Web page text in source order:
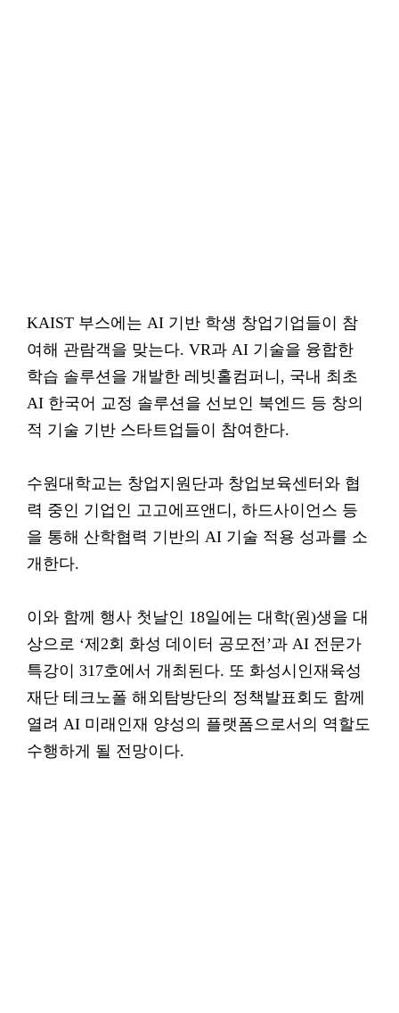
KAIST 부스에는 AI 기반 학생 창업기업들이 참
여해 관람객을 맞는다. VR과 AI 기술을 융합한
학습 솔루션을 개발한 레빗홀컴퍼니, 국내 최초
AI 한국어 교정 솔루션을 선보인 북엔드 등 창의
적 기술 기반 스타트업들이 참여한다.
수원대학교는 창업지원단과 창업보육센터와 협
력 중인 기업인 고고에프앤디, 하드사이언스 등
을 통해 산학협력 기반의 AI 기술 적용 성과를 소
개한다.
이와 함께 행사 첫날인 18일에는 대학(원)생을 대
상으로 ‘제2회 화성 데이터 공모전’과 AI 전문가
특강이 317호에서 개최된다. 또 화성시인재육성
재단 테크노폴 해외탐방단의 정책발표회도 함께
열려 AI 미래인재 양성의 플랫폼으로서의 역할도
수행하게 될 전망이다.